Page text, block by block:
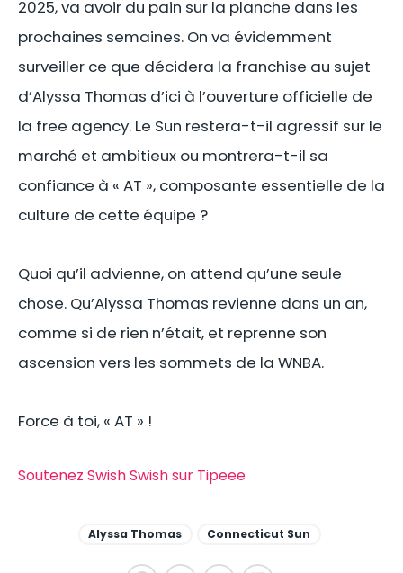
2025, va avoir du pain sur la planche dans les
prochaines semaines. On va évidemment
surveiller ce que décidera la franchise au sujet
d’Alyssa Thomas d’ici à l’ouverture officielle de
la free agency. Le Sun restera-t-il agressif sur le
marché et ambitieux ou montrera-t-il sa
confiance à « AT », composante essentielle de la
culture de cette équipe ?
Quoi qu’il advienne, on attend qu’une seule
chose. Qu’Alyssa Thomas revienne dans un an,
comme si de rien n’était, et reprenne son
ascension vers les sommets de la WNBA.
Force à toi, « AT » !
Alyssa Thomas Connecticut Sun
Soutenez Swish Swish sur Tipeee